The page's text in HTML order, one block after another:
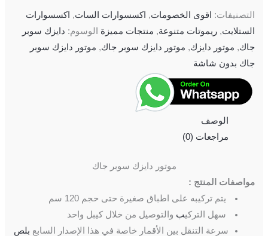
التصنيفات: اقوى الخصومات, اكسسوارات السات, اكسسوارات
الستلايت,ريموتات متنوعة, منتجات مميزة الوسوم: دايزك سوبر
جاك, موتور دايزك, موتور دايزك سوبر جاك, موتور دايزك سوبر
جاك بدون شاشة
الوصف
مراجعات (0)
موتور دايزك سوبر جاك
مواصفات المنتج :
يتم تركيبه على اطباق صغيرة حتى حجم 120 سم
سهل التركيب والتوصيل من خلال كيبل واحد
سرعة التنقل بين الأقمار خاصة في هذا الإصدار السابع بلص